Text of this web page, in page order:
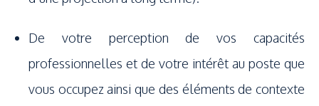
De votre perception de vos capacités
professionnelles et de votre intérêt au poste que
vous occupez ainsi que des éléments de contexte